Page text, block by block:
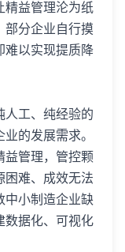
精益管理沦为纸
部分企业自行摸
难以实现提质降
人工、纯经验的
的发展需求。
益管理，管控颗
困难、成效无法
中小制造企业缺
数据化、可视化